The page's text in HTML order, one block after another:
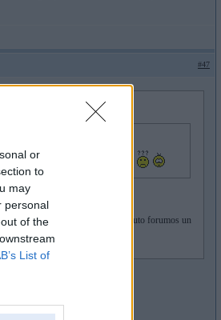
or
to
may
personal
of the
List of
#47
man gan autiņš nav BMW....
uz diagnostiku, tapec remonte auto forumos un